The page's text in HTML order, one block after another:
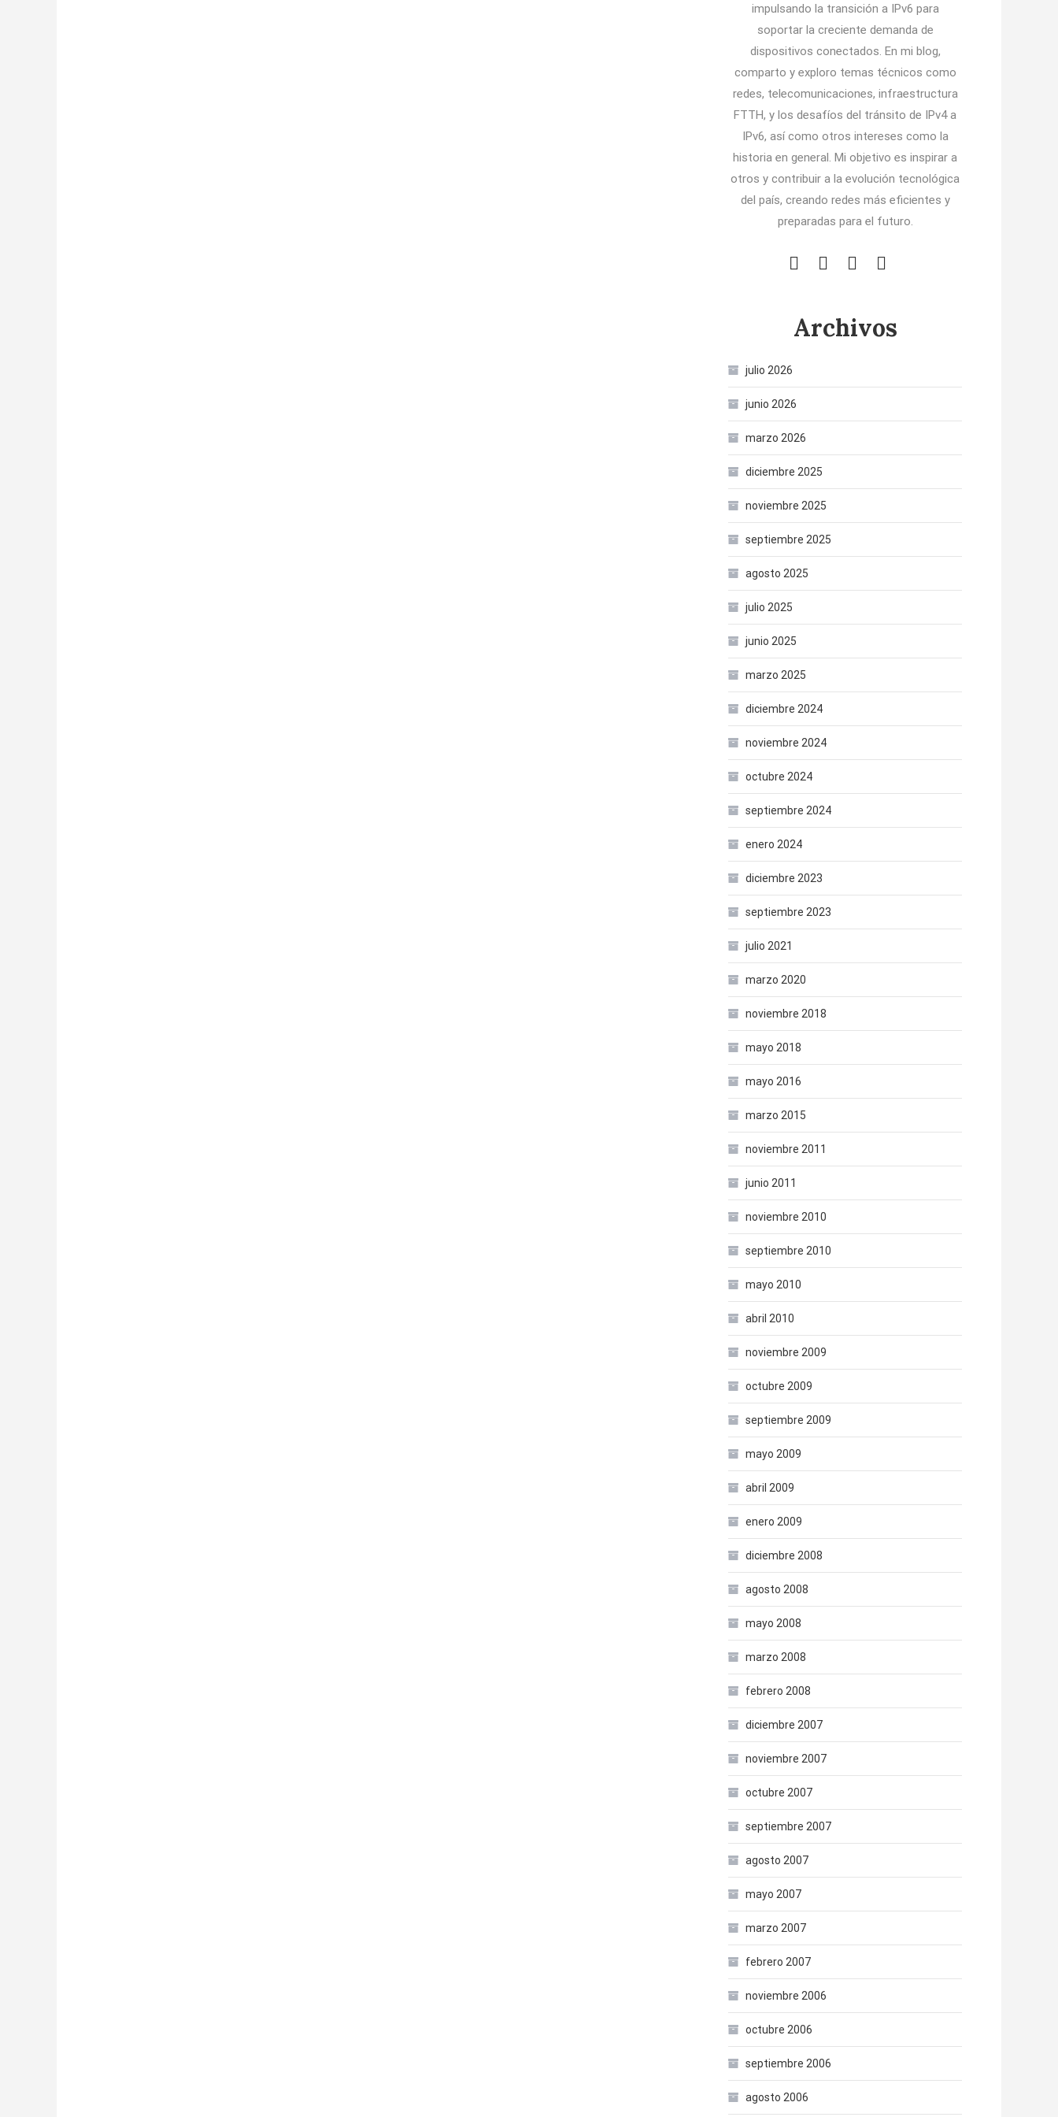
impulsando la transición a IPv6 para
soportar la creciente demanda de
dispositivos conectados. En mi blog,
comparto y exploro temas técnicos como
redes, telecomunicaciones, infraestructura
FTTH, y los desafíos del tránsito de IPv4 a
IPv6, así como otros intereses como la
historia en general. Mi objetivo es inspirar a
otros y contribuir a la evolución tecnológica
del país, creando redes más eficientes y
preparadas para el futuro.
Archivos
julio 2026
junio 2026
marzo 2026
diciembre 2025
noviembre 2025
septiembre 2025
agosto 2025
julio 2025
junio 2025
marzo 2025
diciembre 2024
noviembre 2024
octubre 2024
septiembre 2024
enero 2024
diciembre 2023
septiembre 2023
julio 2021
marzo 2020
noviembre 2018
mayo 2018
mayo 2016
marzo 2015
noviembre 2011
junio 2011
noviembre 2010
septiembre 2010
mayo 2010
abril 2010
noviembre 2009
octubre 2009
septiembre 2009
mayo 2009
abril 2009
enero 2009
diciembre 2008
agosto 2008
mayo 2008
marzo 2008
febrero 2008
diciembre 2007
noviembre 2007
octubre 2007
septiembre 2007
agosto 2007
mayo 2007
marzo 2007
febrero 2007
noviembre 2006
octubre 2006
septiembre 2006
agosto 2006